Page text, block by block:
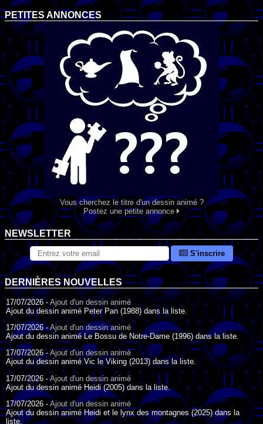
PETITES ANNONCES
Vous cherchez le titre d'un dessin animé ?
Postez une petite annonce
NEWSLETTER
S'inscrire
DERNIÈRES NOUVELLES
17/07/2026 -Ajout d'un dessin animé
Ajout du dessin animé Peter Pan (1988) dans la liste.
17/07/2026 -Ajout d'un dessin animé
Ajout du dessin animé Le Bossu de Notre-Dame (1996) dans la liste.
17/07/2026 - Ajout d'un dessin animé
Ajout du dessin animé Vic le Viking (2013) dans la liste.
17/07/2026 - Ajout d'un dessin animé
Ajout du dessin animé Heidi (2005) dans la liste.
17/07/2026 - Ajout d'un dessin animé
Ajout du dessin animé Heidi et le lynx des montagnes (2025) dans la
liste.